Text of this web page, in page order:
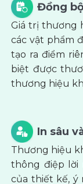
Đồng
Giá trị thương
các vật phẩm
tạo ra điểm
biệt được
thương hiệu
In sâu
Thương hiệu
thông điệp lời
của thiết kế, ý